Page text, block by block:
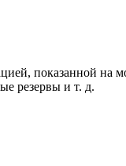
показанной на
резервы и т. д.